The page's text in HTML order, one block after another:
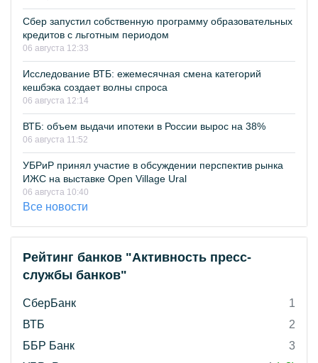
Сбер запустил собственную программу образовательных
кредитов с льготным периодом
06 августа 12:33
Исследование ВТБ: ежемесячная смена категорий
кешбэка создает волны спроса
06 августа 12:14
ВТБ: объем выдачи ипотеки в России вырос на 38%
06 августа 11:52
УБРиР принял участие в обсуждении перспектив рынка
ИЖС на выставке Open Village Ural
06 августа 10:40
Все новости
Рейтинг банков "Активность пресс-
службы банков"
СберБанк
1
ВТБ
2
ББР Банк
3